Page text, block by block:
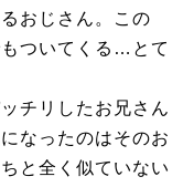
おじさん。この
ついてくる…とて
チリしたお兄さん
なったのはそのお
と全く似ていない